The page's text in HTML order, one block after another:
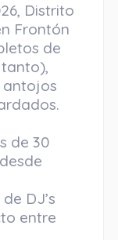
Distrito
Frontón
de
antojos
de 30
DJ’s
entre